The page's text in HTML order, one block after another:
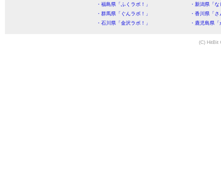
・福島県「ふくラボ！」
・新潟県「
・群馬県「ぐんラボ！」
・香川県「
・石川県「金沢ラボ！」
・鹿児島県
(C) HitBit